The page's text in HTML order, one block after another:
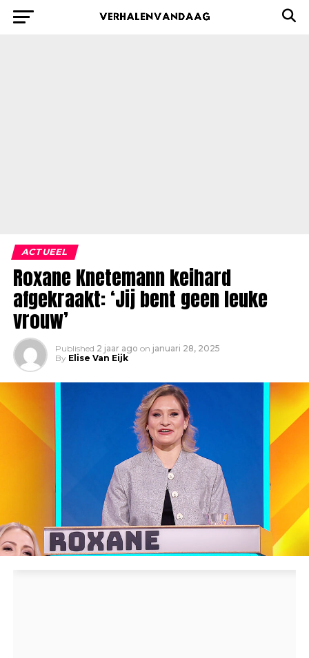
ACTUEEL
Roxane Knetemann keihard
afgekraakt: ‘Jij bent geen leuke
vrouw’
Published 2 jaar ago on januari 28, 2025
By Elise Van Eijk